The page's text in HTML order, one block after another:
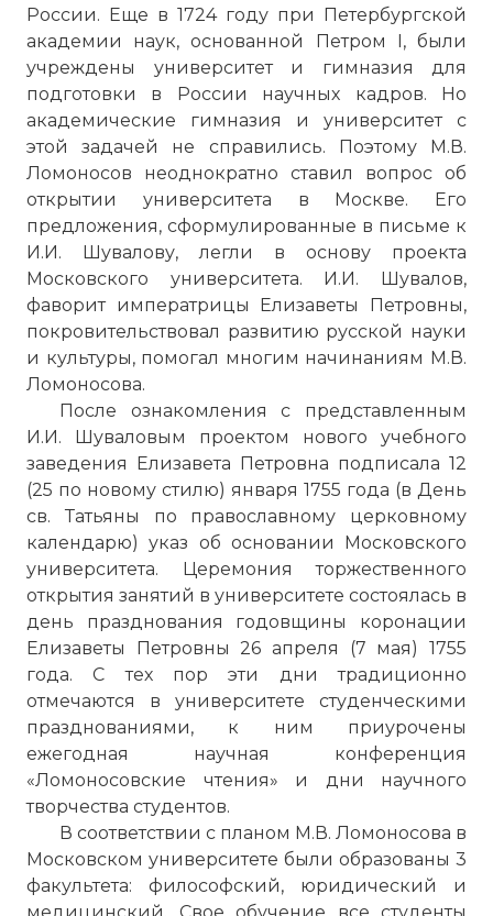
России. Еще в 1724 году при Петербургской
академии наук, основанной Петром I, были
учреждены университет и гимназия для
подготовки в России научных кадров. Но
академические гимназия и университет с
этой задачей не справились. Поэтому М.В.
Ломоносов неоднократно ставил вопрос об
открытии университета в Москве. Его
предложения, сформулированные в письме к
И.И. Шувалову, легли в основу проекта
Московского университета. И.И. Шувалов,
фаворит императрицы Елизаветы Петровны,
покровительствовал развитию русской науки
и культуры, помогал многим начинаниям М.В.
Ломоносова.
После ознакомления с представленным
И.И. Шуваловым проектом нового учебного
заведения Елизавета Петровна подписала 12
(25 по новому стилю) января 1755 года (в День
св. Татьяны по православному церковному
календарю) указ об основании Московского
университета. Церемония торжественного
открытия занятий в университете состоялась в
день празднования годовщины коронации
Елизаветы Петровны 26 апреля (7 мая) 1755
года. С тех пор эти дни традиционно
отмечаются в университете студенческими
празднованиями, к ним приурочены
ежегодная научная конференция
«Ломоносовские чтения» и дни научного
творчества студентов.
В соответствии с планом М.В. Ломоносова в
Московском университете были образованы 3
факультета: философский, юридический и